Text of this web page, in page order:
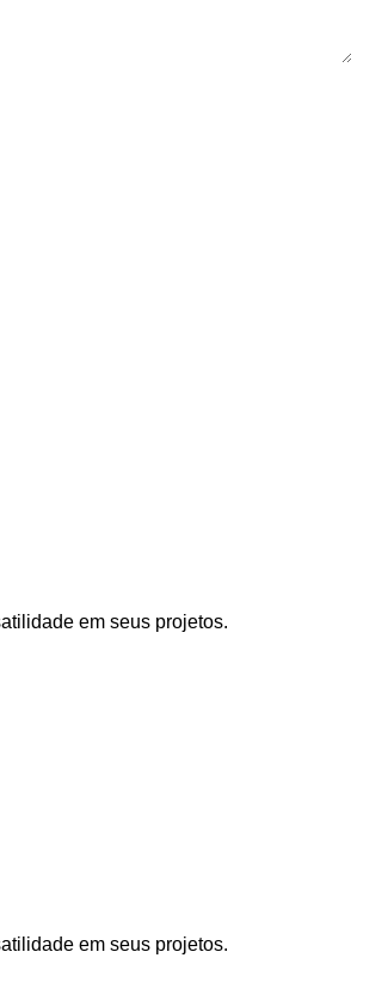
em seus projetos.
em seus projetos.